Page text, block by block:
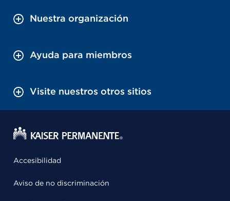
Nuestra organización
Ayuda para miembros
Visite nuestros otros sitios
Accesibilidad
Aviso de no discriminación